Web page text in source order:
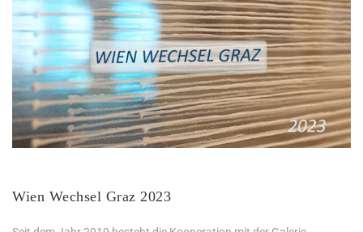
Wien Wechsel Graz 2023